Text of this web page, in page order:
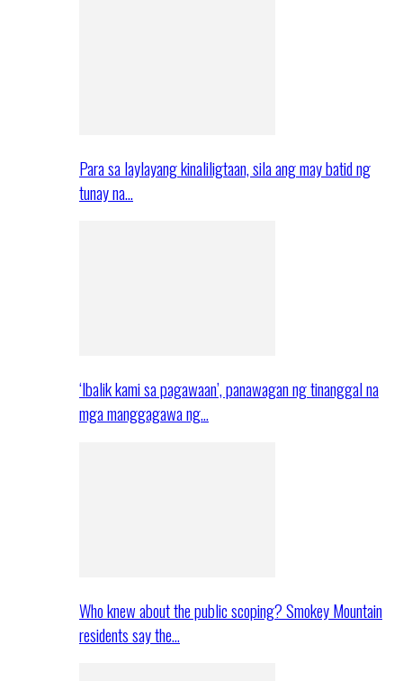
Para sa laylayang kinaliligtaan, sila ang may batid ng
tunay na…
‘Ibalik kami sa pagawaan’, panawagan ng tinanggal na
mga manggagawa ng…
Who knew about the public scoping? Smokey Mountain
residents say the…